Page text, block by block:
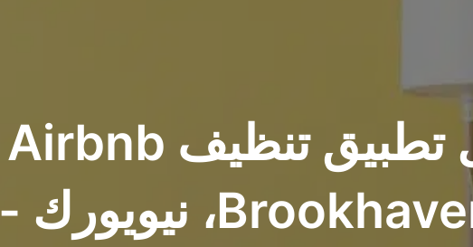
أفضل تطبيق تنظيف Airbnb
في Brookhaven، نيويورك -